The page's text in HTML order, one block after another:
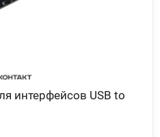
интерфейсов USB to